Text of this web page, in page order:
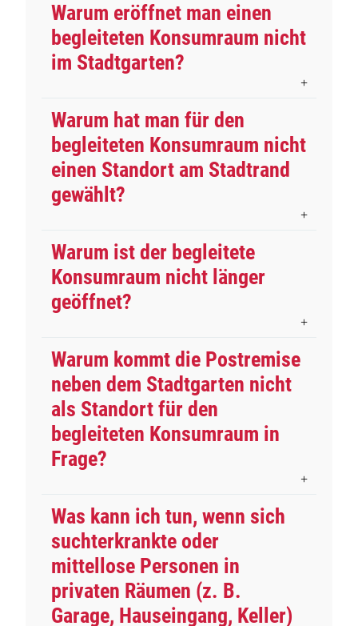
Warum eröffnet man einen
begleiteten Konsumraum nicht
im Stadtgarten?
Warum hat man für den
begleiteten Konsumraum nicht
einen Standort am Stadtrand
gewählt?
Warum ist der begleitete
Konsumraum nicht länger
geöffnet?
Warum kommt die Postremise
neben dem Stadtgarten nicht
als Standort für den
begleiteten Konsumraum in
Frage?
Was kann ich tun, wenn sich
suchterkrankte oder
mittellose Personen in
privaten Räumen (z. B.
Garage, Hauseingang, Keller)